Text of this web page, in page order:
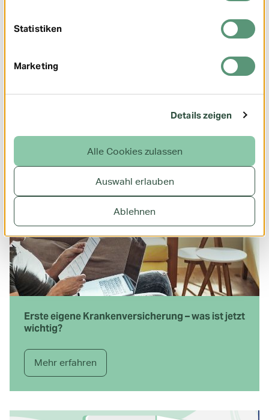
Statistiken
Marketing
Details zeigen
Alle Cookies zulassen
Auswahl erlauben
Ablehnen
Mehr erfahren
Erste eigene Krankenversicherung – was ist jetzt
wichtig?
Mehr erfahren